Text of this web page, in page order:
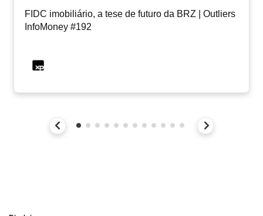
FIDC imobiliário, a tese de futuro da BRZ | Outliers
InfoMoney #192